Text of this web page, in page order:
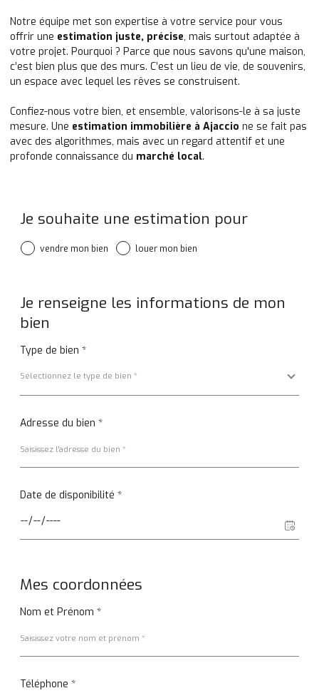
Notre équipe met son expertise à votre service pour vous
offrir une estimation juste, précise, mais surtout adaptée à
votre projet. Pourquoi ? Parce que nous savons qu'une maison,
c’est bien plus que des murs. C’est un lieu de vie, de souvenirs,
un espace avec lequel les rêves se construisent.
Confiez-nous votre bien, et ensemble, valorisons-le à sa juste
mesure. Une estimation immobilière à Ajaccio ne se fait pas
avec des algorithmes, mais avec un regard attentif et une
profonde connaissance du marché local.
par
Je souhaite une estimation pour
vendre mon bien louer mon bien
par
défaut
Je renseigne les informations de mon
bien
Type de bien *
Sélectionnez le type de bien *
Adresse du bien *
Date de disponibilité *
par
Mes coordonnées
Nom et Prénom *
Téléphone *